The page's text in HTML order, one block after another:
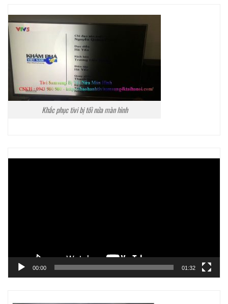
Khắc phục tivi bị tối nửa màn hình
00:00 01:32